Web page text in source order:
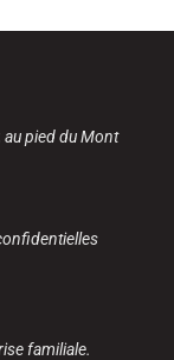
au pied du Mont
familiale.